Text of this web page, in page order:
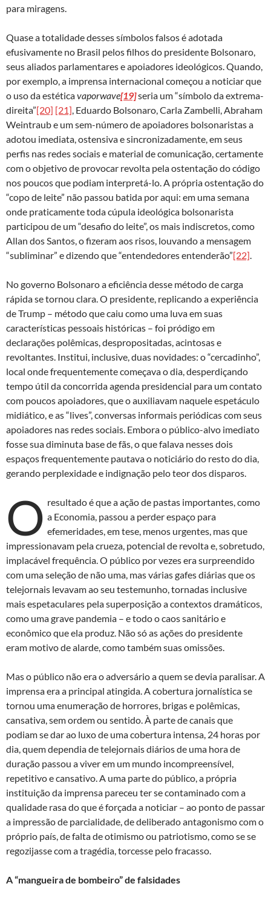
para miragens.
Quase a totalidade desses símbolos falsos é adotada
efusivamente no Brasil pelos filhos do presidente Bolsonaro,
seus aliados parlamentares e apoiadores ideológicos. Quando,
por exemplo, a imprensa internacional começou a noticiar que
o uso da estéticavaporwave[19]seria um “símbolo da extrema-
direita”[20] [21], Eduardo Bolsonaro, Carla Zambelli, Abraham
Weintraub e um sem-número de apoiadores bolsonaristas a
adotou imediata, ostensiva e sincronizadamente, em seus
perfis nas redes sociais e material de comunicação, certamente
com o objetivo de provocar revolta pela ostentação do código
nos poucos que podiam interpretá-lo. A própria ostentação do
“copo de leite” não passou batida por aqui: em uma semana
onde praticamente toda cúpula ideológica bolsonarista
participou de um “desafio do leite”, os mais indiscretos, como
Allan dos Santos, o fizeram aos risos, louvando a mensagem
“subliminar” e dizendo que “entendedores entenderão”[22].
No governo Bolsonaro a eficiência desse método de carga
rápida se tornou clara. O presidente, replicando a experiência
de Trump – método que caiu como uma luva em suas
características pessoais históricas – foi pródigo em
declarações polêmicas, despropositadas, acintosas e
revoltantes. Institui, inclusive, duas novidades: o “cercadinho”,
local onde frequentemente começava o dia, desperdiçando
tempo útil da concorrida agenda presidencial para um contato
com poucos apoiadores, que o auxiliavam naquele espetáculo
midiático, e as “lives”, conversas informais periódicas com seus
apoiadores nas redes sociais. Embora o público-alvo imediato
fosse sua diminuta base de fãs, o que falava nesses dois
espaços frequentemente pautava o noticiário do resto do dia,
gerando perplexidade e indignação pelo teor dos disparos.
O resultado é que a ação de pastas importantes, como
a Economia, passou a perder espaço para
efemeridades, em tese, menos urgentes, mas que
impressionavam pela crueza, potencial de revolta e, sobretudo,
implacável frequência. O público por vezes era surpreendido
com uma seleção de não uma, mas várias gafes diárias que os
telejornais levavam ao seu testemunho, tornadas inclusive
mais espetaculares pela superposição a contextos dramáticos,
como uma grave pandemia – e todo o caos sanitário e
econômico que ela produz. Não só as ações do presidente
eram motivo de alarde, como também suas omissões.
Mas o público não era o adversário a quem se devia paralisar. A
imprensa era a principal atingida. A cobertura jornalística se
tornou uma enumeração de horrores, brigas e polêmicas,
cansativa, sem ordem ou sentido. À parte de canais que
podiam se dar ao luxo de uma cobertura intensa, 24 horas por
dia, quem dependia de telejornais diários de uma hora de
duração passou a viver em um mundo incompreensível,
repetitivo e cansativo. A uma parte do público, a própria
instituição da imprensa pareceu ter se contaminado com a
qualidade rasa do que é forçada a noticiar – ao ponto de passar
a impressão de parcialidade, de deliberado antagonismo com o
próprio país, de falta de otimismo ou patriotismo, como se se
regozijasse com a tragédia, torcesse pelo fracasso.
A “mangueira de bombeiro” de falsidades